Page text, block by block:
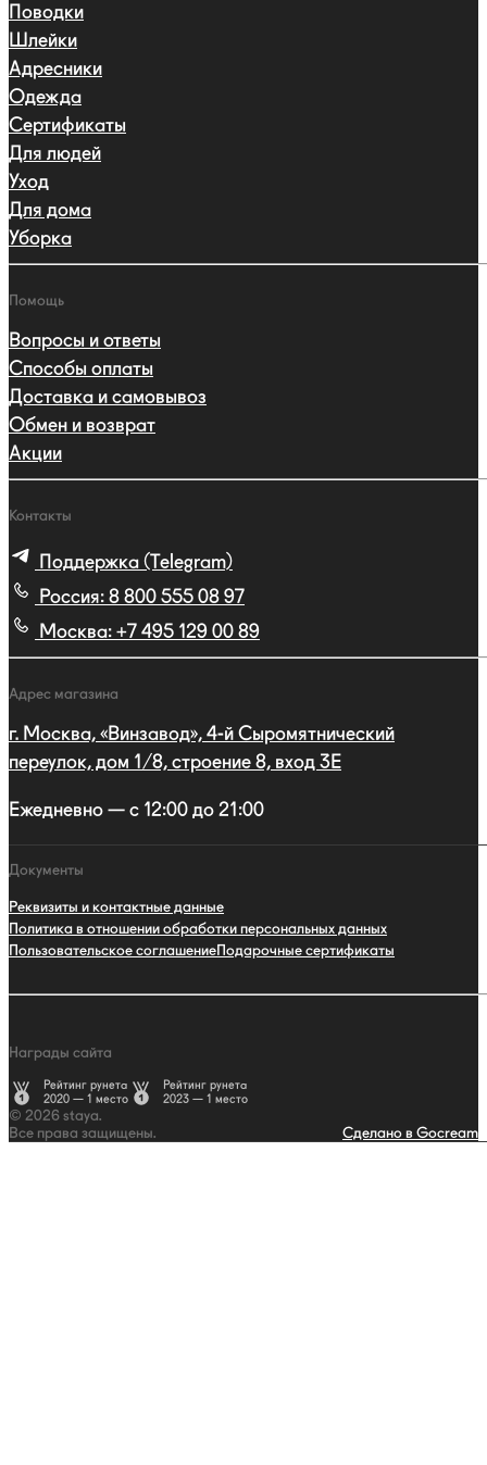
Поводки
Шлейки
Адресники
Одежда
Сертификаты
Для людей
Уход
Для дома
Уборка
Помощь
Вопросы и ответы
Способы оплаты
Доставка и самовывоз
Обмен и возврат
Акции
Контакты
Поддержка (Telegram)
Россия: 8 800 555 08 97
Москва: +7 495 129 00 89
Адрес магазина
г. Москва, «Винзавод», 4-й Сыромятнический
переулок, дом 1/8, строение 8, вход 3E
Ежедневно — с 12:00 до 21:00
Документы
Реквизиты и контактные данные
Политика в отношении обработки персональных данных
Пользовательское соглашениеПодарочные сертификаты
Награды сайта
Рейтинг рунета
2020 — 1 место
Рейтинг рунета
2023 — 1 место
© 2026 staya.
Все права защищены.
Сделано в Gocream